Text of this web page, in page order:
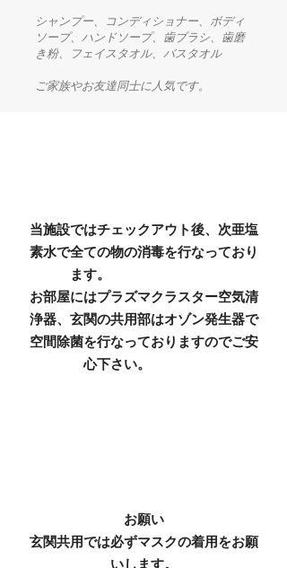
シャンプー、コンディショナー、ボディ
ソープ、ハンドソープ、歯ブラシ、歯磨
き粉、フェイスタオル、バスタオル
ご家族やお友達同士に人気です。
当施設ではチェックアウト後、次亜塩
素水で全ての物の消毒を行なっており
ます。
お部屋にはプラズマクラスター空気清
浄器、玄関の共用部はオゾン発生器で
空間除菌を行なっておりますのでご安
心下さい。
お願い
​玄関共用では必ずマスクの着用をお願
いします。